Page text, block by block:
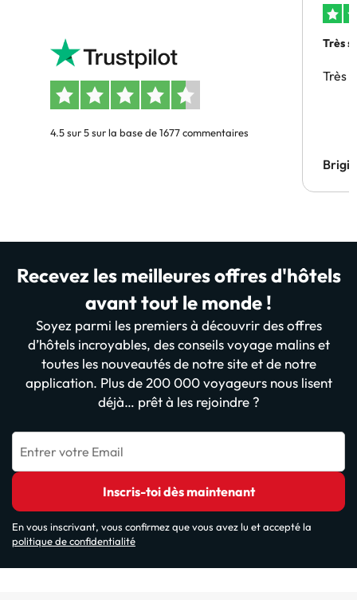
4.5 sur 5 sur la base de 1677 commentaires
Très
Très
Recevez les meilleures offres d'hôtels
avant tout le monde !
Soyez parmi les premiers à découvrir des offres
d’hôtels incroyables, des conseils voyage malins et
toutes les nouveautés de notre site et de notre
application. Plus de 200 000 voyageurs nous lisent
déjà… prêt à les rejoindre ?
Entrer votre Email
Inscris-toi dès maintenant
En vous inscrivant, vous confirmez que vous avez lu et accepté la
politique de confidentialité